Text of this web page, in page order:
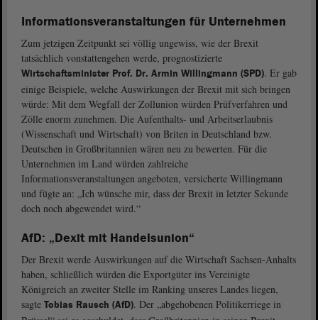
Informationsveranstaltungen für Unternehmen
Zum jetzigen Zeitpunkt sei völlig ungewiss, wie der Brexit
tatsächlich vonstattengehen werde, prognostizierte
Wirtschaftsminister Prof. Dr. Armin Willingmann (SPD). Er gab
einige Beispiele, welche Auswirkungen der Brexit mit sich bringen
würde: Mit dem Wegfall der Zollunion würden Prüfverfahren und
Zölle enorm zunehmen. Die Aufenthalts- und Arbeitserlaubnis
(Wissenschaft und Wirtschaft) von Briten in Deutschland bzw.
Deutschen in Großbritannien wären neu zu bewerten. Für die
Unternehmen im Land würden zahlreiche
Informationsveranstaltungen angeboten, versicherte Willingmann
und fügte an: „Ich wünsche mir, dass der Brexit in letzter Sekunde
doch noch abgewendet wird.“
AfD: „Dexit mit Handelsunion“
Der Brexit werde Auswirkungen auf die Wirtschaft Sachsen-Anhalts
haben, schließlich würden die Exportgüter ins Vereinigte
Königreich an zweiter Stelle im Ranking unseres Landes liegen,
sagte Tobias Rausch (AfD). Der „abgehobenen Politikerriege in